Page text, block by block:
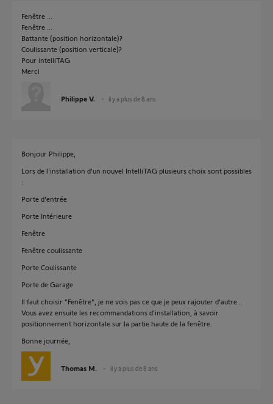
Fenêtre ...
Fenêtre ...
Battante (position horizontale)?
Coulissante (position verticale)?
Pour intelliTAG
Merci
Philippe V. il y a plus de 8 ans
Bonjour Philippe,
Lors de l'installation d'un nouvel IntelliTAG plusieurs choix sont possibles
:
Porte d'entrée
Porte Intérieure
Fenêtre
Fenêtre coulissante
Porte Coulissante
Porte de Garage
Il faut choisir "Fenêtre", je ne vois pas ce que je peux rajouter d'autre...
Vous avez ensuite les recommandations d'installation, à savoir
positionnement horizontale sur la partie haute de la fenêtre.
Bonne journée,
Thomas M. il y a plus de 8 ans